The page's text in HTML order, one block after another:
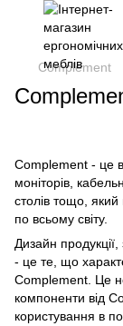
Complement
Complement - це
моніторів,
столів тощо, який
по всьому світу.
Дизайн
- це те, що
Complement. Це не
компоненти від
користування в